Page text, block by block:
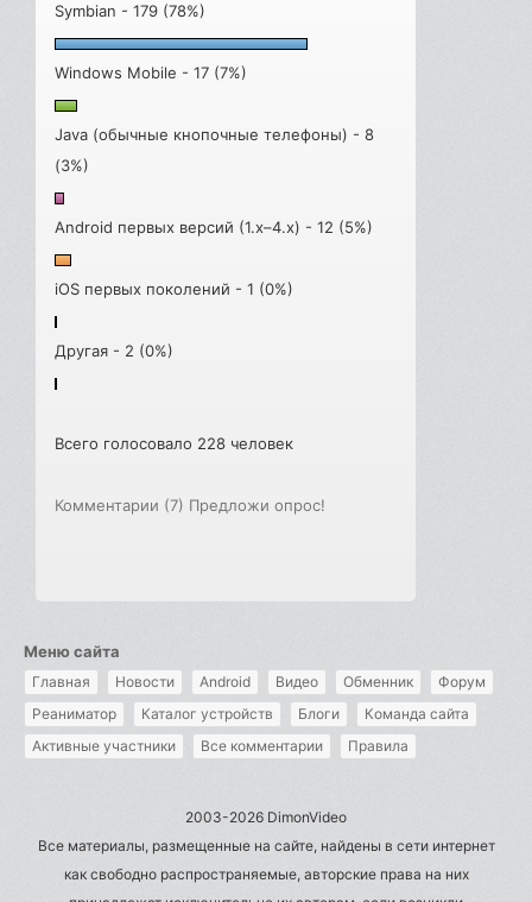
Symbian - 179 (78%)
Windows Mobile - 17 (7%)
Java (обычные кнопочные телефоны) - 8
(3%)
Android первых версий (1.x–4.x) - 12 (5%)
iOS первых поколений - 1 (0%)
Другая - 2 (0%)
Всего голосовало 228 человек
Комментарии (7) Предложи опрос!
Меню сайта
Главная Новости Android Видео Обменник
Форум
Реаниматор
Каталог устройств Блоги
Команда сайта
Активные участники
Все комментарии Правила
2003-2026 DimonVideo
Все материалы, размещенные на сайте, найдены в сети интернет
как свободно распространяемые, авторские права на них